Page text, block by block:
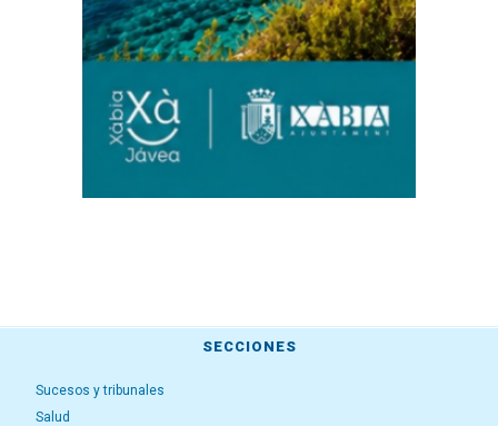
SECCIONES
Sucesos y tribunales
Salud